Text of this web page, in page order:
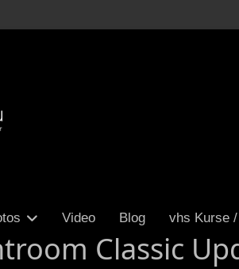
Video Blog vhs Kurse
Classic